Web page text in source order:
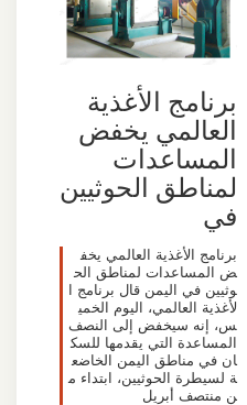
برنامج الأغذية
العالمي يخفض
المساعدات
لمناطق الحوثيين
في
برنامج الأغذية العالمي يخف
ض المساعدات لمناطق الح
وثيين في اليمن قال برنامج ا
لأغذية العالمي، اليوم الخمي
س، إنه سيخفض إلى النصف
المساعدة التي يقدمها للسك
ان في مناطق اليمن الخاضع
ة لسيطرة الحوثيين، ابتداء م
ن منتصف أبريل